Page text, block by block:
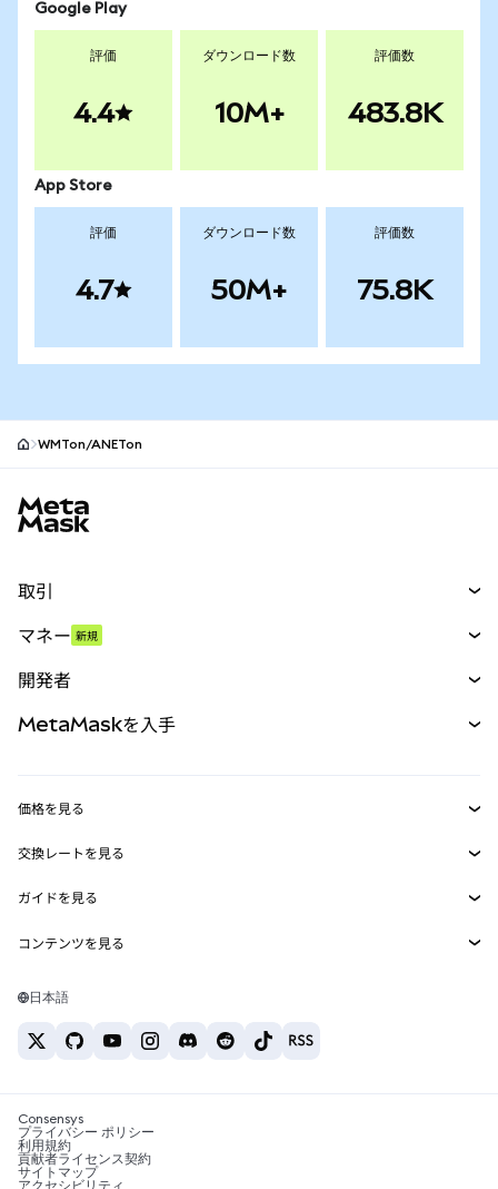
Google Play
評価
4.4
ダウンロード数
10M+
評価数
483.8K
App Store
評価
4.7
ダウンロード数
50M+
評価数
75.8K
WMTon/ANETon
取引
パーペチュアル
RWA
マネー 新規
開発者
MetaMask Connect
Snaps
Web3サービス
MetaMaskを入手
セキュリティ
サポート
キャリア
お問い合わせ
価格を見る
イーサリアムの価格
Solanaの価格
Tetherの価格
交換レートを見る
ETH→USD
USDT→INR
BTC→INR
ETH→USDT
ガイドを見る
ETHの購入
USDTの購入
SHIBの購入
BNBの購入
コンテンツを見る
Solanaウォレット
税制関連ニュース
暗号資産の購入方法は？
日本語
Consensys
プライバシー ポリシー
利用規約
貢献者ライセンス契約
サイトマップ
アクセシビリティ